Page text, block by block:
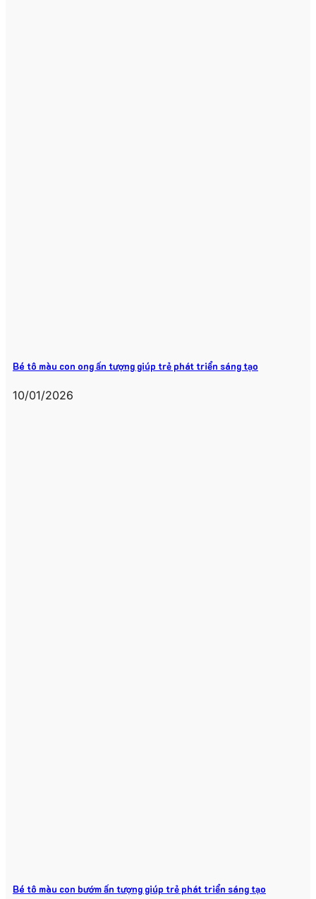
Bé tô màu con ong ấn tượng giúp trẻ phát triển sáng tạo
10/01/2026
Bé tô màu con bướm ấn tượng giúp trẻ phát triển sáng tạo